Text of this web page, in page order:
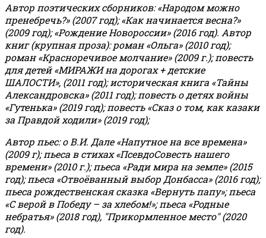
Автор поэтических сборников: «Народом можно
пренебречь?» (2007 год); «Как начинается весна?»
(2009 год); «Рождение Новороссии» (2016 год). Автор
книг (крупная проза): роман «Ольга» (2010 год);
роман «Красноречивое молчание» (2009 г.); повесть
для детей «МИРАЖИ на дорогах + детские
ШАЛОСТИ», (2011 год); историческая книга «Тайны
Александровска» (2011 год); повесть о детях войны
«Гутенька» (2019 год); повесть «Сказ о том, как казаки
за Правдой ходили» (2019 год);
Автор пьес: о В.И. Дале «Напутное на все времена»
(2009 г); пьеса в стихах «ПсевдоСовесть нашего
времени» (2010 г.); пьеса «Ради мира на земле» (2015
год); пьеса «Отвоёванный выбор Донбасса» (2016 год);
пьеса рождественская сказка «Вернуть папу»; пьеса
«С верой в Победу – за хлебом!»;пьеса «Родные
небратья» (2018 год), "Прикормленное место" (2020
год).